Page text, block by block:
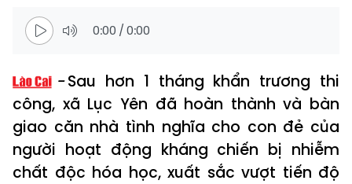
0:00 /0:00
Sau hơn 1 tháng khẩn trương thi
công, xã Lục Yên đã hoàn thành và bàn
giao căn nhà tình nghĩa cho con đẻ của
người hoạt động kháng chiến bị nhiễm
chất độc hóa học, xuất sắc vượt tiến độ